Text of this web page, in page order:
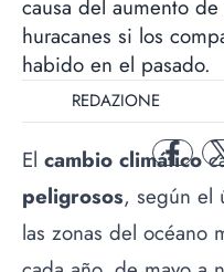
causa del aumento
huracanes si los
habido en el pasado.
REDAZIONE
El cambio climático
peligrosos, según el
las zonas del océano